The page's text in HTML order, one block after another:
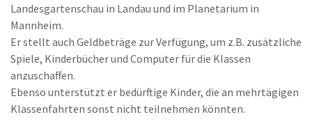
Landesgartenschau in Landau und im Planetarium in
Mannheim.
Er stellt auch Geldbeträge zur Verfügung, um z.B. zusätzliche
Spiele, Kinderbücher und Computer für die Klassen
anzuschaffen.
Ebenso unterstützt er bedürftige Kinder, die an mehrtägigen
Klassenfahrten sonst nicht teilnehmen könnten.